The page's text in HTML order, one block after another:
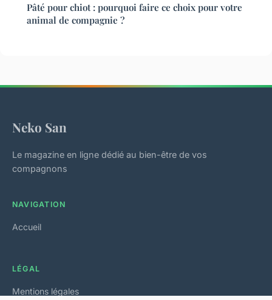
Pâté pour chiot : pourquoi faire ce choix pour votre
animal de compagnie ?
Neko San
Le magazine en ligne dédié au bien-être de vos
compagnons
NAVIGATION
Accueil
LÉGAL
Mentions légales